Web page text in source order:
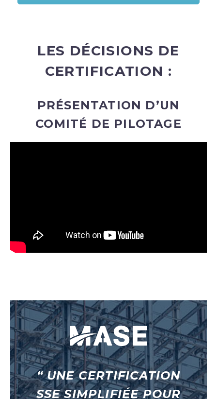
LES DÉCISIONS DE
CERTIFICATION :
PRÉSENTATION D’UN
COMITÉ DE PILOTAGE
“ UNE CERTIFICATION
SSE SIMPLIFIÉE POUR